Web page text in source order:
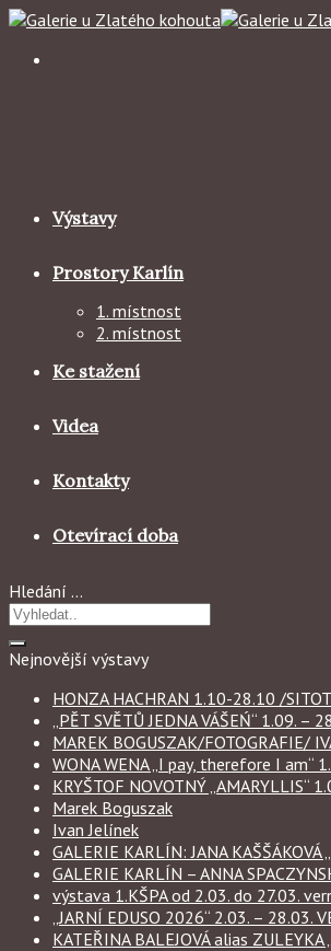
Skip
content
Výstavy
Prostory Karlín
1. místnost
2. místnost
Ke stažení
Videa
Kontakty
Otevírací doba
Hledání …
Nejnovější výstavy
HONZA HACHRAN 1.10-28.10 /
„PĚT SVĚTŮ JEDNA VÁŠEŃ“ 1.09. –
MAREK BOGUSZAK/FOTOGRAFIE/
WONA WENA „I pay, therefore I am“
KRYŠTOF NOVOTNÝ „AMARYLLIS“
Marek Boguszak
Ivan Jelínek
GALERIE KARLÍN: JANA
GALERIE KARLÍN – ANNA
výstava 1.KŠPA od 2.03. do 27.03.
„JARNÍ EDUSO 2026“ 2.03. – 28.03.
KATEŘINA BALEJOVÁ alias